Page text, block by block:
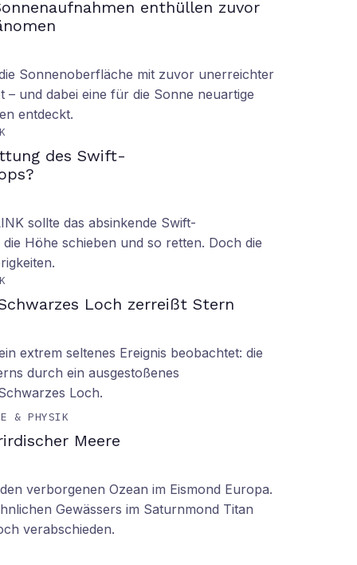
enthüllen zuvor
Sonnenoberfläche mit zuvor unerreichter
– und dabei eine für die Sonne neuartige
entdeckt.
des Swift-
sollte das absinkende Swift-
Höhe schieben und so retten. Doch die
Loch zerreißt Stern
extrem seltenes Ereignis beobachtet: die
durch ein ausgestoßenes
Loch.
& PHYSIK
Meere
verborgenen Ozean im Eismond Europa.
Gewässers im Saturnmond Titan
verabschieden.